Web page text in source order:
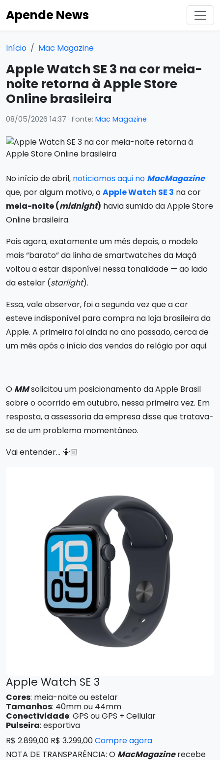
Apende News
Início Mac Magazine
Apple Watch SE 3 na cor meia-
noite retorna à Apple Store
Online brasileira
08/05/2026 14:37 · Fonte: Mac Magazine
No início de abril, noticiamos aqui no MacMagazine
que, por algum motivo, oApple Watch SE 3 na cor
meia-noite (midnight) havia sumido da Apple Store
Online brasileira.
Pois agora, exatamente um mês depois, o modelo
mais “barato” da linha de smartwatches da Maçã
voltou a estar disponível nessa tonalidade — ao lado
da estelar (starlight).
Essa, vale observar, foi a segunda vez que a cor
esteve indisponível para compra na loja brasileira da
Apple. A primeira foi ainda no ano passado, cerca de
um mês após o início das vendas do relógio por aqui.
O MMsolicitou um posicionamento da Apple Brasil
sobre o ocorrido em outubro, nessa primeira vez. Em
resposta, a assessoria da empresa disse que tratava-
se de um problema momentâneo.
Vai entender… 🤷🏼
Apple Watch SE 3
Cores: meia-noite ou estelar
Tamanhos: 40mm ou 44mm
Conectividade: GPS ou GPS + Cellular
Pulseira: esportiva
R$ 2.899,00 R$ 3.299,00Compre agora
NOTA DE TRANSPARÊNCIA: O MacMagazinerecebe